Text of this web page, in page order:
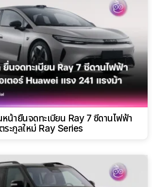
หน้ายื่นจดทะเบียน Ray 7 ซีดานไฟฟ้า
ระกูลใหม่ Ray Series